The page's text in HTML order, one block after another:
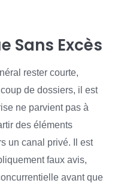
Sans Excès
rester courte,
de dossiers, il est
ne parvient pas à
des éléments
un canal privé. Il est
faux avis,
avant que